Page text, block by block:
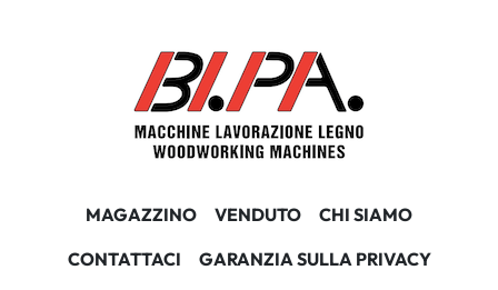
MAGAZZINO VENDUTO
CHI SIAMO
CONTATTACI
GARANZIA SULLA PRIVACY